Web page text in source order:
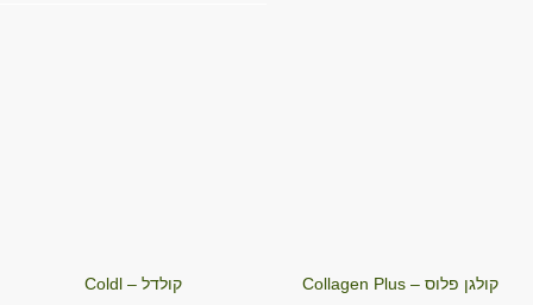
קולגן פלוס – Collagen Plus
קולדל – Coldl